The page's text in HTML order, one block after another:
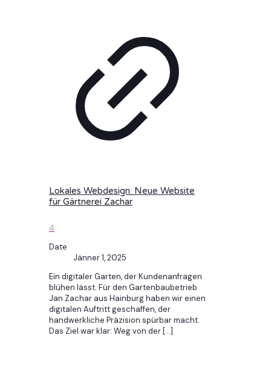
Lokales Webdesign: Neue Website
für Gärtnerei Zachar
4
Date
Jänner 1, 2025
Ein digitaler Garten, der Kundenanfragen
blühen lässt. Für den Gartenbaubetrieb
Jan Zachar aus Hainburg haben wir einen
digitalen Auftritt geschaffen, der
handwerkliche Präzision spürbar macht.
Das Ziel war klar: Weg von der […]